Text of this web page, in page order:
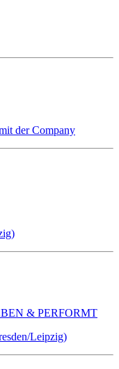
der Company
& PERFORMT
Leipzig)